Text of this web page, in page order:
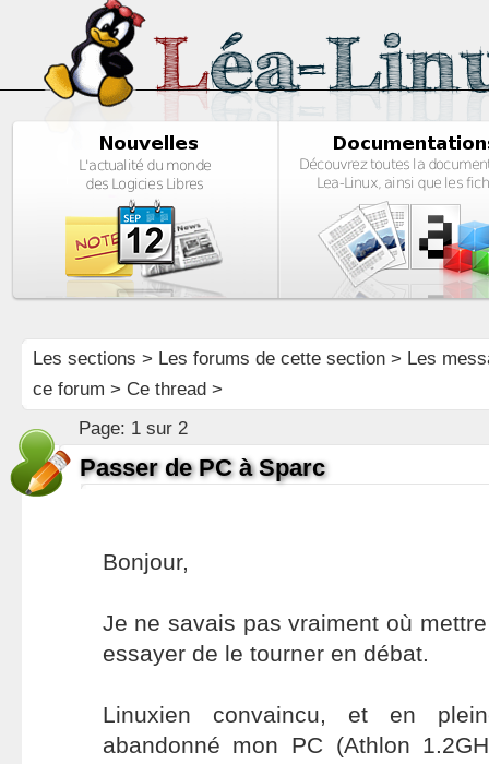
Les sections > Les forums de cette section> Les
ce forum > Ce thread >
Page: 1 sur 2
Passer de PC à Sparc
Bonjour,
Je ne savais pas vraiment où
essayer de le tourner en débat.
Linuxien convaincu, et en
abandonné mon PC (Athlon